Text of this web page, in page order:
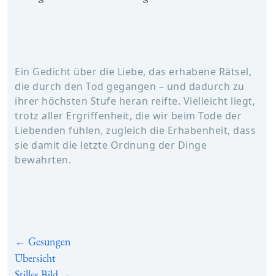
Ein Gedicht über die Liebe, das erhabene Rätsel,
die durch den Tod gegangen – und dadurch zu
ihrer höchsten Stufe heran reifte. Vielleicht liegt,
trotz aller Ergriffenheit, die wir beim Tode der
Liebenden fühlen, zugleich die Erhabenheit, dass
sie damit die letzte Ordnung der Dinge
bewahrten.
← Gesungen
Übersicht